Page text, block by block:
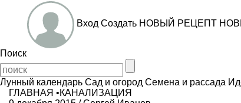
Вход Создать НОВЫЙ РЕЦЕПТ
Поиск
Лунный календарь Сад и огород Семена и рассада
ГЛАВНАЯ •КАНАЛИЗАЦИЯ